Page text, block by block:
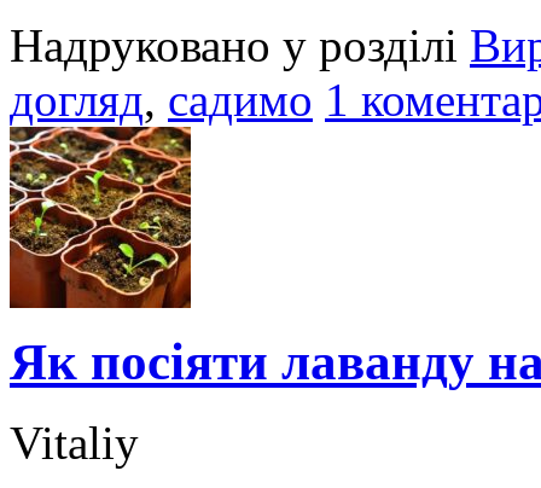
Надруковано у розділі
догляд, садимо 1
Як посіяти лаванду
Vitaliy